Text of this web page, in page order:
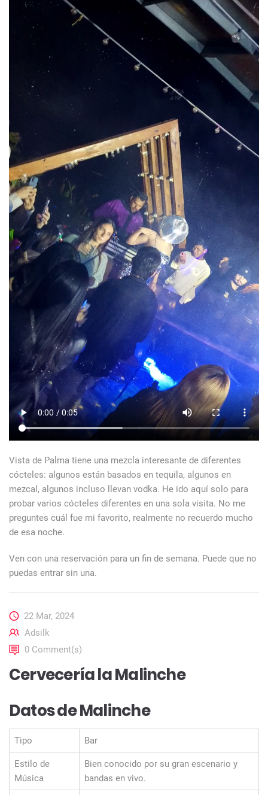
Vista de Palma tiene una mezcla interesante de diferentes
cócteles: algunos están basados en tequila, algunos en
mezcal, algunos incluso llevan vodka. He ido aquí solo para
probar varios cócteles diferentes en una sola visita. No me
preguntes cuál fue mi favorito, realmente no recuerdo mucho
de esa noche.
Ven con una reservación para un fin de semana. Puede que no
puedas entrar sin una.
22 Mar, 2024
Adsilk
0 Comment(s)
Cervecería la Malinche
Datos de Malinche
Tipo Bar
Estilo de
Música
Bien conocido por su gran escenario y
bandas en vivo.